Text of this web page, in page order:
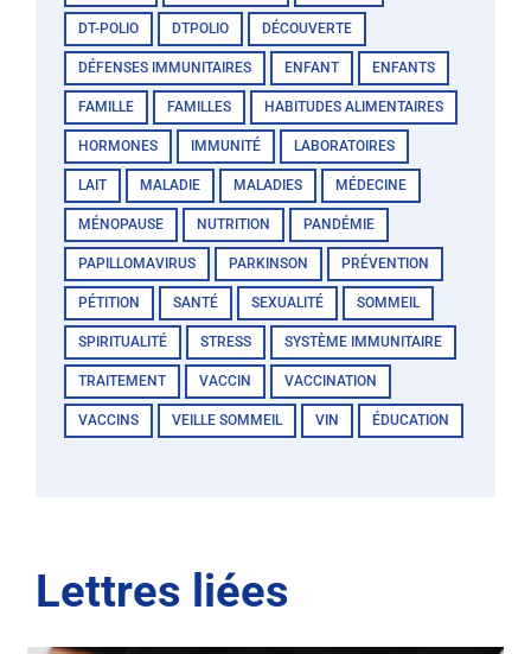
DT-POLIO DTPOLIO DÉCOUVERTE
DÉFENSES IMMUNITAIRES ENFANT ENFANTS
FAMILLE FAMILLES HABITUDES ALIMENTAIRES
HORMONES IMMUNITÉ LABORATOIRES
LAIT MALADIE MALADIES MÉDECINE
MÉNOPAUSE NUTRITION PANDÉMIE
PAPILLOMAVIRUS PARKINSON PRÉVENTION
PÉTITION SANTÉ SEXUALITÉ SOMMEIL
SPIRITUALITÉ STRESS SYSTÈME IMMUNITAIRE
TRAITEMENT VACCIN VACCINATION
VACCINS VEILLE SOMMEIL VIN ÉDUCATION
Lettres liées